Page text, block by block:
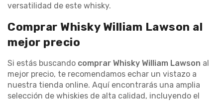
versatilidad de este whisky.
Comprar Whisky William Lawson al
mejor precio
Si estás buscando comprar Whisky William Lawson al
mejor precio, te recomendamos echar un vistazo a
nuestra tienda online. Aquí encontrarás una amplia
selección de whiskies de alta calidad, incluyendo el